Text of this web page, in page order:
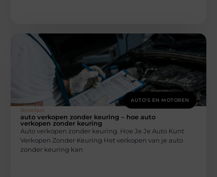
AUTO'S EN MOTOREN
Bonefast
auto verkopen zonder keuring – hoe auto
verkopen zonder keuring
Auto verkopen zonder keuring. Hoe Je Je Auto Kunt
Verkopen Zonder Keuring Het verkopen van je auto
zonder keuring kan